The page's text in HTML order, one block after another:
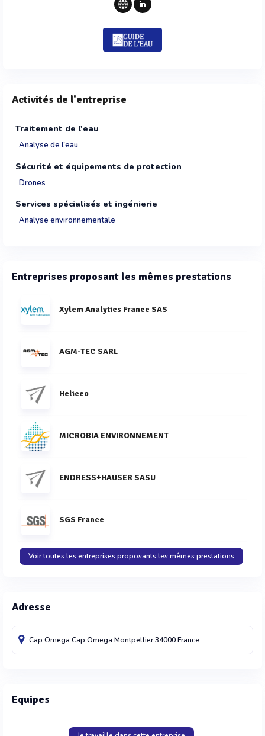
Activités de l'entreprise
Traitement de l'eau
Analyse de l'eau
Sécurité et équipements de protection
Drones
Services spécialisés et ingénierie
Analyse environnementale
Entreprises proposant les mêmes prestations
Xylem Analytics France SAS
AGM-TEC SARL
Heliceo
MICROBIA ENVIRONNEMENT
ENDRESS+HAUSER SASU
SGS France
Voir toutes les entreprises proposants les mêmes prestations
Adresse
Cap Omega Cap Omega Montpellier34000France
Equipes